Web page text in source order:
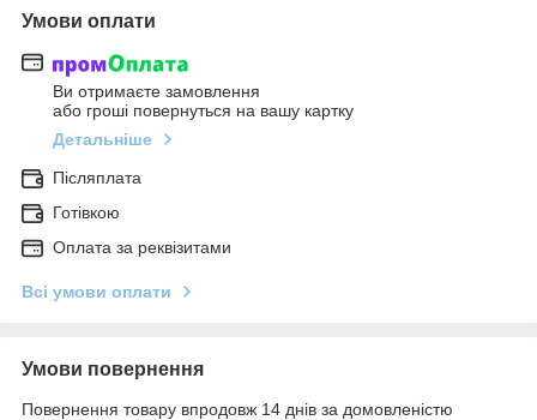
Умови оплати
Ви отримаєте замовлення
або гроші повернуться на вашу картку
Детальніше
Післяплата
Готівкою
Оплата за реквізитами
Всі умови оплати
Умови повернення
Повернення товару впродовж 14 днів за домовленістю